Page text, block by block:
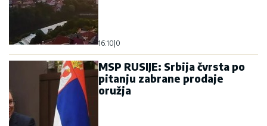
16:10 0
MSP RUSIJE: Srbija čvrsta po
pitanju zabrane prodaje
oružja